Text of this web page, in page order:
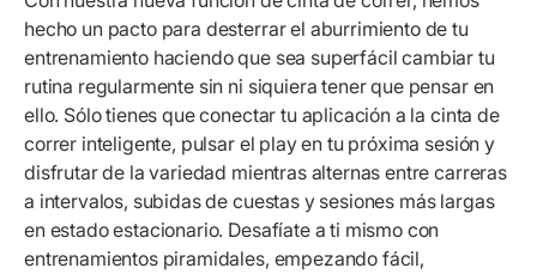
hecho un pacto para desterrar el aburrimiento de tu
entrenamiento haciendo que sea superfácil cambiar tu
rutina regularmente sin ni siquiera tener que pensar en
ello. Sólo tienes que conectar tu aplicación a la cinta de
correr inteligente, pulsar el play en tu próxima sesión y
disfrutar de la variedad mientras alternas entre carreras
a intervalos, subidas de cuestas y sesiones más largas
en estado estacionario. Desafíate a ti mismo con
entrenamientos piramidales, empezando fácil,